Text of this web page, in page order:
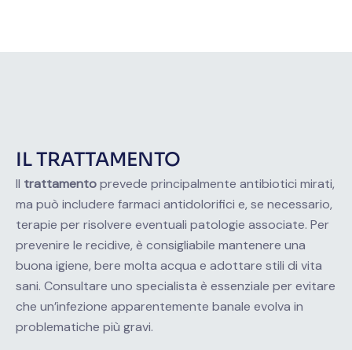
IL TRATTAMENTO
Il trattamentoprevede principalmente antibiotici mirati,
ma può includere farmaci antidolorifici e, se necessario,
terapie per risolvere eventuali patologie associate. Per
prevenire le recidive, è consigliabile mantenere una
buona igiene, bere molta acqua e adottare stili di vita
sani. Consultare uno specialista è essenziale per evitare
che un’infezione apparentemente banale evolva in
problematiche più gravi.